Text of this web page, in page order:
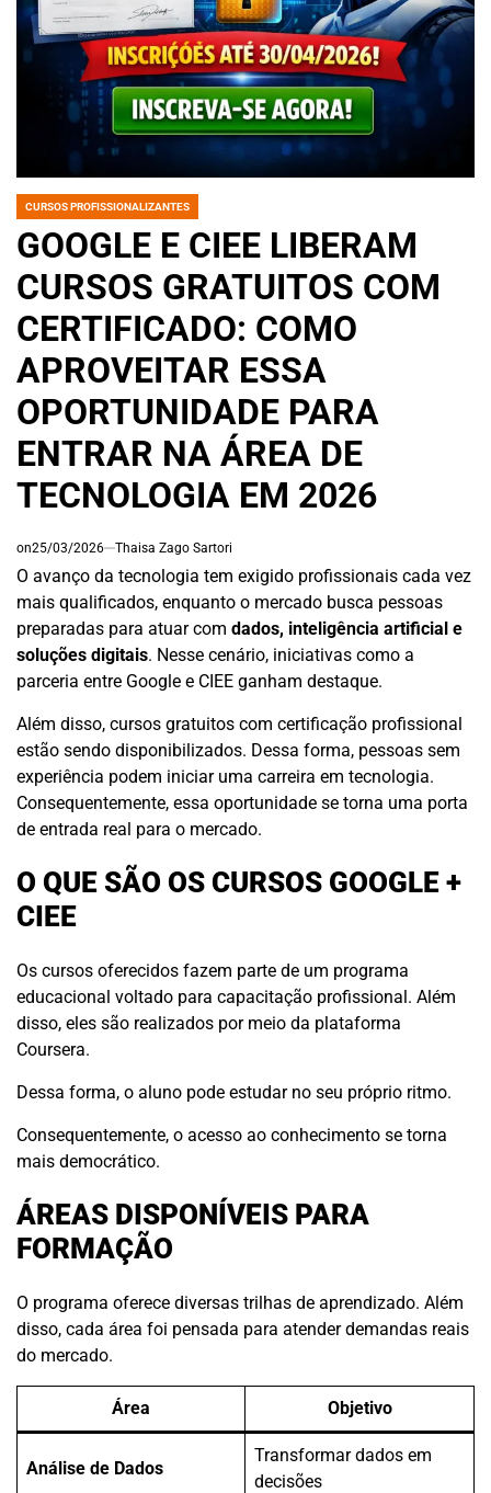
POSTED
CURSOS PROFISSIONALIZANTES
GOOGLE E CIEE LIBERAM
CURSOS GRATUITOS COM
CERTIFICADO: COMO
APROVEITAR ESSA
OPORTUNIDADE PARA
ENTRAR NA ÁREA DE
TECNOLOGIA EM 2026
on25/03/2026 Thaisa Zago Sartori
O avanço da tecnologia tem exigido profissionais cada vez
mais qualificados, enquanto o mercado busca pessoas
preparadas para atuar com dados, inteligência artificial e
soluções digitais. Nesse cenário, iniciativas como a
parceria entre Google e CIEE ganham destaque.
Além disso, cursos gratuitos com certificação profissional
estão sendo disponibilizados. Dessa forma, pessoas sem
experiência podem iniciar uma carreira em tecnologia.
Consequentemente, essa oportunidade se torna uma porta
de entrada real para o mercado.
O QUE SÃO OS CURSOS GOOGLE +
CIEE
Os cursos oferecidos fazem parte de um programa
educacional voltado para capacitação profissional. Além
disso, eles são realizados por meio da plataforma
Coursera.
Dessa forma, o aluno pode estudar no seu próprio ritmo.
Consequentemente, o acesso ao conhecimento se torna
mais democrático.
ÁREAS DISPONÍVEIS PARA
FORMAÇÃO
O programa oferece diversas trilhas de aprendizado. Além
disso, cada área foi pensada para atender demandas reais
do mercado.
Área Objetivo
Análise de Dados
Transformar dados em
decisões